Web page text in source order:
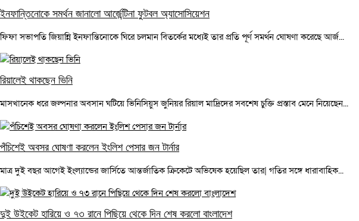
ইনফান্তিনোকে সমর্থন জানালো আর্জেন্টিনা ফুটবল অ্যাসোসিয়েশন
ফিফা সভাপতি জিয়ান্নি ইনফান্তিনোকে ঘিরে চলমান বিতর্কের মধ্যেই তার প্রতি পূর্ণ সমর্থন ঘোষণা করেছে আর্জ...
রিয়ালেই থাকছেন ভিনি
মাসখানেক ধরে জল্পনার অবসান ঘটিয়ে ভিনিসিয়ুস জুনিয়র রিয়াল মাদ্রিদের সবশেষ চুক্তি প্রস্তাব মেনে নিয়েছেন...
পঁচিশেই অবসর ঘোষণা করলেন ইংলিশ পেসার জন টার্নার
মাত্র দুই বছর আগেই ইংল্যান্ডের জার্সিতে আন্তর্জাতিক ক্রিকেটে অভিষেক হয়েছিল তার| গতির সঙ্গে ধারাবাহিক...
দুই উইকেট হারিয়ে ও ৭৩ রানে পিছিয়ে থেকে দিন শেষ করলো বাংলাদেশ